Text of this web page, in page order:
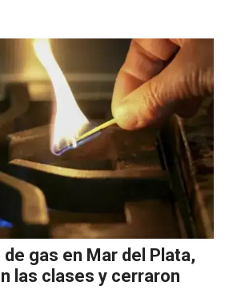
gas en Mar del Plata,
las clases y cerraron